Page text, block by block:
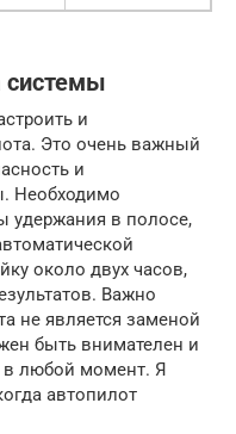
системы
и
Это очень важный
и
Необходимо
удержания в полосе,
около двух часов,
Важно
не является заменой
быть внимателен и
в любой момент. Я
автопилот